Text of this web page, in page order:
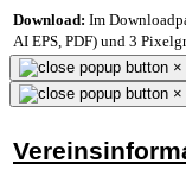
Download: Im
AI EPS, PDF) und 3
×
×